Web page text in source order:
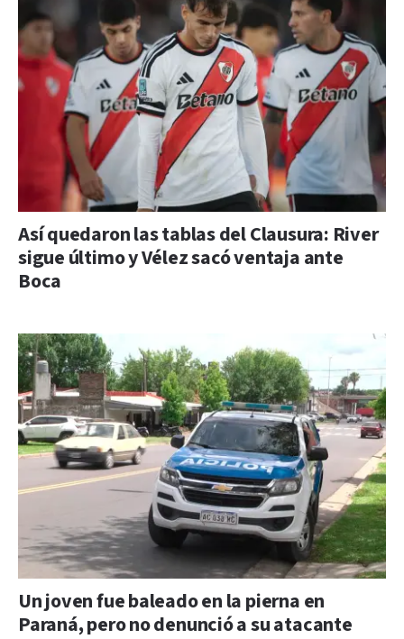
Así quedaron las tablas del Clausura: River
sigue último y Vélez sacó ventaja ante
Boca
Un joven fue baleado en la pierna en
Paraná, pero no denunció a su atacante